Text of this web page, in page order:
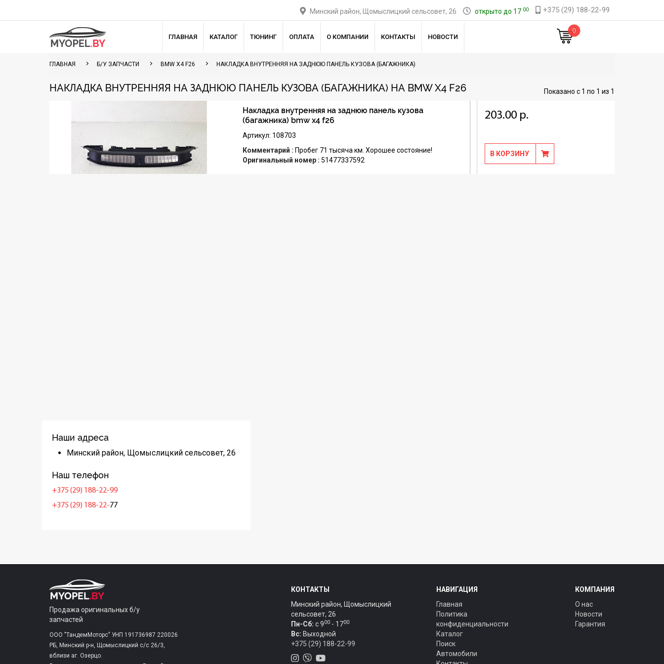
Минский район, Щомыслицкий сельсовет, 26 открыто до 17 00 +375 (29) 188-22-99
ГЛАВНАЯ КАТАЛОГ ТЮНИНГ ОПЛАТА О КОМПАНИИ КОНТАКТЫ НОВОСТИ
0
ГЛАВНАЯ Б/У ЗАПЧАСТИ BMW X4 F26 НАКЛАДКА ВНУТРЕННЯЯ НА ЗАДНЮЮ ПАНЕЛЬ КУЗОВА (БАГАЖНИКА)
НАКЛАДКА ВНУТРЕННЯЯ НА ЗАДНЮЮ ПАНЕЛЬ КУЗОВА (БАГАЖНИКА) НА BMW X4 F26 Показано с 1 по 1 из 1
Накладка внутренняя на заднюю панель кузова
(багажника) bmw x4 f26
Артикул: 108703
Комментарий : Пробег 71 тысяча км. Хорошее состояние!
Оригинальный номер : 51477337592
203.00 р.
В КОРЗИНУ
Наши адреса
Минский район, Щомыслицкий сельсовет, 26
Наш телефон
+375 (29) 188-22-99
+375 (29) 188-22-77
Продажа оригинальных б/у
запчастей
ООО "ТандемМоторс" УНП 191736987 220026
РБ, Минский р-н, Щомыслицкий с/c 26/3,
вблизи аг. Озерцо.
КОНТАКТЫ
Минский район, Щомыслицкий
сельсовет, 26
Пн-Сб: c 900 - 1700
Вс: Выходной
+375 (29) 188-22-99
НАВИГАЦИЯ
Главная
Политика
конфиденциальности
Каталог
Поиск
Автомобили
КОМПАНИЯ
О нас
Новости
Гарантия